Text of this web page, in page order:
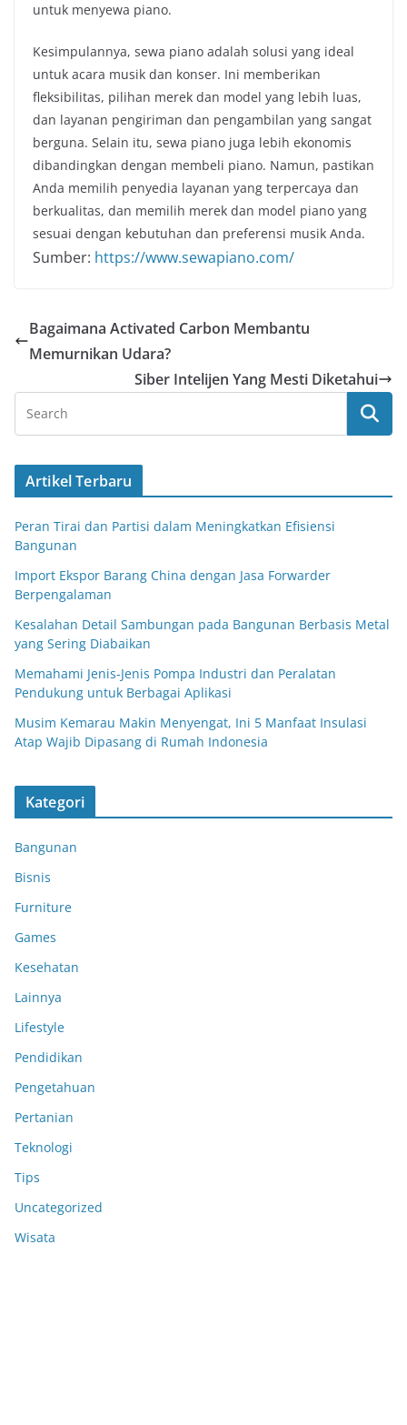
untuk menyewa piano.
Kesimpulannya, sewa piano adalah solusi yang ideal
untuk acara musik dan konser. Ini memberikan
fleksibilitas, pilihan merek dan model yang lebih luas,
dan layanan pengiriman dan pengambilan yang sangat
berguna. Selain itu, sewa piano juga lebih ekonomis
dibandingkan dengan membeli piano. Namun, pastikan
Anda memilih penyedia layanan yang terpercaya dan
berkualitas, dan memilih merek dan model piano yang
sesuai dengan kebutuhan dan preferensi musik Anda.
Sumber: https://www.sewapiano.com/
Bagaimana Activated Carbon Membantu
Memurnikan Udara?
Siber Intelijen Yang Mesti Diketahui
Artikel Terbaru
Peran Tirai dan Partisi dalam Meningkatkan Efisiensi
Bangunan
Import Ekspor Barang China dengan Jasa Forwarder
Berpengalaman
Kesalahan Detail Sambungan pada Bangunan Berbasis Metal
yang Sering Diabaikan
Memahami Jenis-Jenis Pompa Industri dan Peralatan
Pendukung untuk Berbagai Aplikasi
Musim Kemarau Makin Menyengat, Ini 5 Manfaat Insulasi
Atap Wajib Dipasang di Rumah Indonesia
Kategori
Bangunan
Bisnis
Furniture
Games
Kesehatan
Lainnya
Lifestyle
Pendidikan
Pengetahuan
Pertanian
Teknologi
Tips
Uncategorized
Wisata